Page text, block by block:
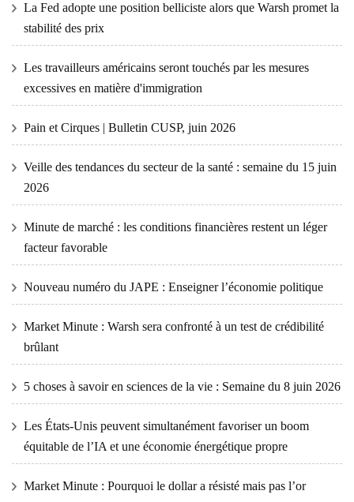
La Fed adopte une position belliciste alors que Warsh promet la
stabilité des prix
Les travailleurs américains seront touchés par les mesures
excessives en matière d'immigration
Pain et Cirques | Bulletin CUSP, juin 2026
Veille des tendances du secteur de la santé : semaine du 15 juin
2026
Minute de marché : les conditions financières restent un léger
facteur favorable
Nouveau numéro du JAPE : Enseigner l’économie politique
Market Minute : Warsh sera confronté à un test de crédibilité
brûlant
5 choses à savoir en sciences de la vie : Semaine du 8 juin 2026
Les États-Unis peuvent simultanément favoriser un boom
équitable de l’IA et une économie énergétique propre
Market Minute : Pourquoi le dollar a résisté mais pas l’or